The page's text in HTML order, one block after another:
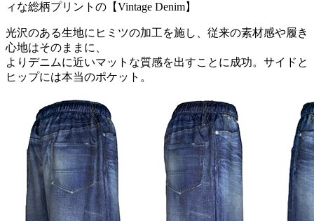
ィな総柄プリントの【Vintage Denim】
光沢のある生地にヒミツの加工を施し、従来の素材感や履き
心地はそのままに、
よりデニムに近いマットな質感を出すことに成功。サイドと
ヒップには本当のポケット。